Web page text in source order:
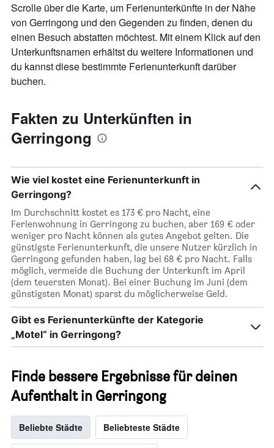
Scrolle über die Karte, um Ferienunterkünfte in der Nähe
von Gerringong und den Gegenden zu finden, denen du
einen Besuch abstatten möchtest. Mit einem Klick auf den
Unterkunftsnamen erhältst du weitere Informationen und
du kannst diese bestimmte Ferienunterkunft darüber
buchen.
Fakten zu Unterkünften in
Gerringong
Wie viel kostet eine Ferienunterkunft in
Gerringong?
Im Durchschnitt kostet es 173 € pro Nacht, eine
Ferienwohnung in Gerringong zu buchen, aber 169 € oder
weniger pro Nacht können als gutes Angebot gelten. Die
günstigste Ferienunterkunft, die unsere Nutzer kürzlich in
Gerringong gefunden haben, lag bei 68 € pro Nacht. Falls
möglich, vermeide die Buchung der Unterkunft im April
(dem teuersten Monat). Bei einer Buchung im Juni (dem
günstigsten Monat) sparst du möglicherweise Geld.
Gibt es Ferienunterkünfte der Kategorie
„Motel“ in Gerringong?
Finde bessere Ergebnisse für deinen
Aufenthalt in Gerringong
Beliebte Städte Beliebteste Städte